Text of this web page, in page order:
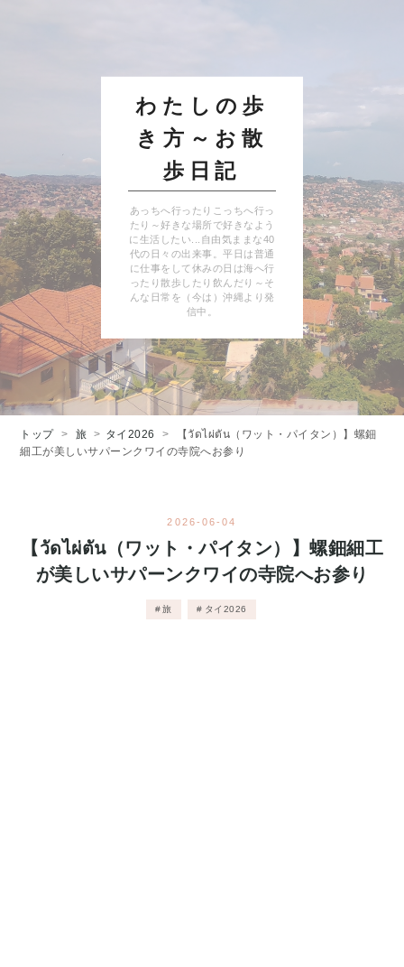
わたしの歩
き方～お散
歩日記
あっちへ行ったりこっちへ行っ
たり～好きな場所で好きなよう
に生活したい...自由気ままな40
代の日々の出来事。平日は普通
に仕事をして休みの日は海へ行
ったり散歩したり飲んだり～そ
んな日常を（今は）沖縄より発
信中。
トップ > 旅 > タイ2026 >
【วัดไผ่ตัน（ワット・パイタン）】螺鈿
細工が美しいサパーンクワイの寺院へお参り
2026- 06-04
【วัดไผ่ตัน（ワット・パイタン）】螺鈿細工
が美しいサパーンクワイの寺院へお参り
旅 タイ2026